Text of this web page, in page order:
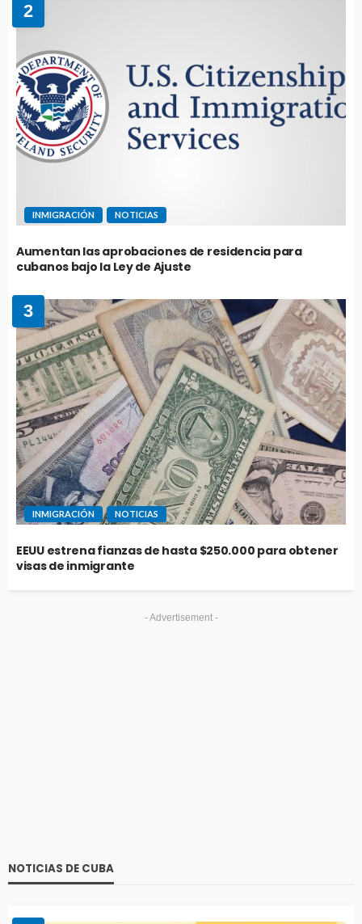
2
INMIGRACIÓN NOTICIAS
Aumentan las aprobaciones de residencia para
cubanos bajo la Ley de Ajuste
3
INMIGRACIÓN NOTICIAS
EEUU estrena fianzas de hasta $250.000 para obtener
visas de inmigrante
- Advertisement -
NOTICIAS DE CUBA